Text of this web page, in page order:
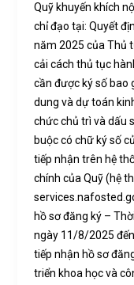
Quỹ khuyến khích
chỉ đạo tại: Quyết
năm 2025 của Thủ
cải cách thủ tục
cần được ký số bao
dung và dự toán
chức chủ trì và dấu
buộc có chữ ký số
tiếp nhận trên hệ
chính của Quỹ (hệ
hồ sơ đăng ký –
ngày 11/8/2025
tiếp nhận hồ sơ
triển khoa học và